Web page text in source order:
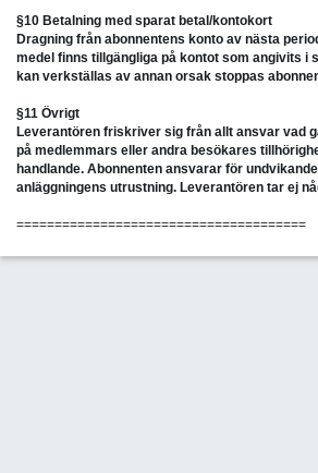
§10 Betalning med sparat betal/kontokort
Dragning från abonnentens konto av nästa
medel finns tillgängliga på kontot som angivits i
kan verkställas av annan orsak stoppas
§11 Övrigt
Leverantören friskriver sig från allt ansvar vad
på medlemmars eller andra besökares
handlande. Abonnenten ansvarar för
anläggningens utrustning. Leverantören tar ej
======================================